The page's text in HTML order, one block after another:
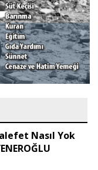
Nasıl Yok